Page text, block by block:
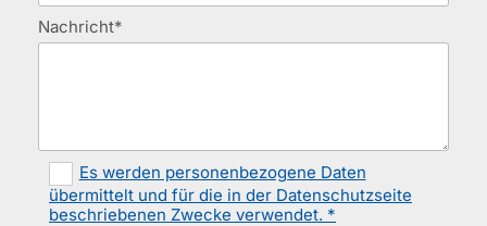
Nachricht*
Es werden personenbezogene Daten
übermittelt und für die in der Datenschutzseite
beschriebenen Zwecke verwendet. *